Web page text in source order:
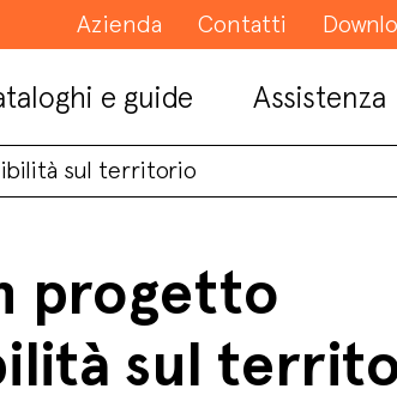
Azienda Contatti
e guide Assistenza
sul territorio
progetto
sul